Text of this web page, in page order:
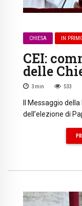
CHIESA IN
CEI:
delle
3 min 533
Il Messaggio
dell’elezione di